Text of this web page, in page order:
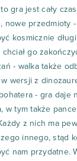
gra jest cały
nowe przedmioty
kosmicznie długi
go
- walka także
wersji z
- gra daje
w tym także
z nich ma
innego, stąd
nam przydatne.